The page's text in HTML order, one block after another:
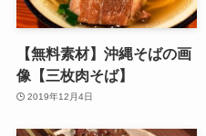
【無料素材】沖縄そばの画
像【三枚肉そば】
2019年12月4日